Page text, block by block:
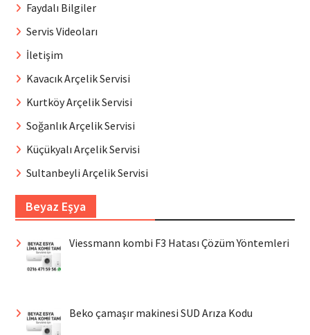
Faydalı Bilgiler
Servis Videoları
İletişim
Kavacık Arçelik Servisi
Kurtköy Arçelik Servisi
Soğanlık Arçelik Servisi
Küçükyalı Arçelik Servisi
Sultanbeyli Arçelik Servisi
Beyaz Eşya
Viessmann kombi F3 Hatası Çözüm Yöntemleri
Beko çamaşır makinesi SUD Arıza Kodu